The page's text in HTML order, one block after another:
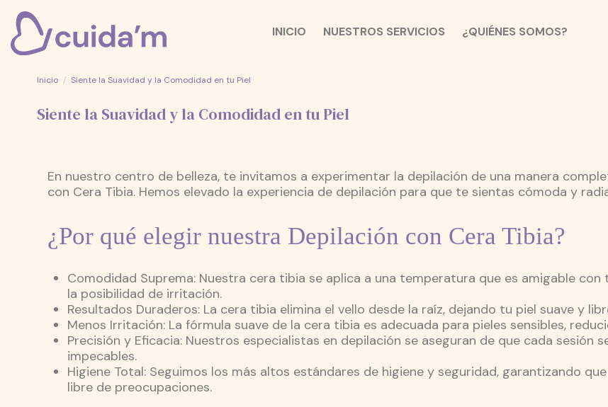
INICIO NUESTROS SERVICIOS ¿QUIÉNES SOMOS?
Inicio Siente la Suavidad y la Comodidad en tu Piel
Siente la Suavidad y la Comodidad en tu Piel
En nuestro centro de belleza, te invitamos a experimentar la depilación de una manera
con Cera Tibia. Hemos elevado la experiencia de depilación para que te sientas cómoda y
¿Por qué elegir nuestra Depilación con Cera Tibia?
Comodidad Suprema: Nuestra cera tibia se aplica a una temperatura que es amigable
la posibilidad de irritación.
Resultados Duraderos: La cera tibia elimina el vello desde la raíz, dejando tu piel suave y
Menos Irritación: La fórmula suave de la cera tibia es adecuada para pieles sensibles,
Precisión y Eficacia: Nuestros especialistas en depilación se aseguran de que cada sesión
impecables.
Higiene Total: Seguimos los más altos estándares de higiene y seguridad, garantizando
libre de preocupaciones.